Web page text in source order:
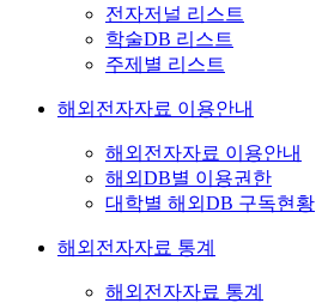
전자저널 리스트
학술DB 리스트
주제별 리스트
해외전자자료 이용안내
해외전자자료 이용안내
해외DB별 이용권한
대학별 해외DB 구독현황
해외전자자료 통계
해외전자자료 통계